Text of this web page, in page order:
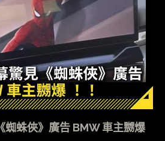
蜘蛛俠》廣告 BMW 車主嬲爆